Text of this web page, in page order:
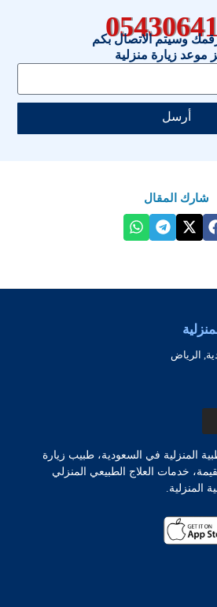
وسيتم الاتصال بكم
موعد زيارة منزلية
أرسل
شارك المقال
الرياض
المنزلية في السعودية، طبيب زيارة
خدمات العلاج الطبيعي المنزلي
المنزلية.